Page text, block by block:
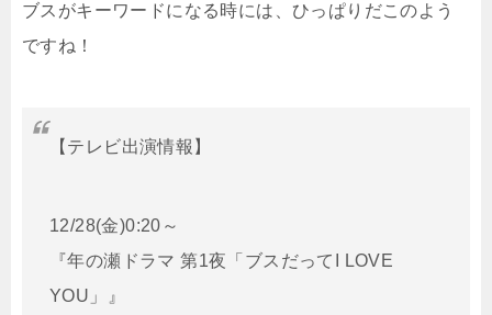
ブスがキーワードになる時には、ひっぱりだこのよう
ですね！
【テレビ出演情報】
12/28(金)0:20～
『年の瀬ドラマ 第1夜「ブスだってI LOVE
YOU」』